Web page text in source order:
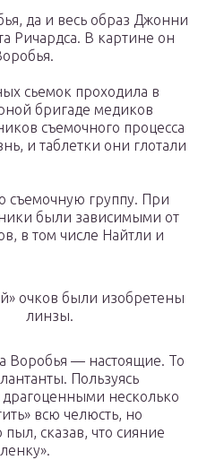
да и весь образ Джонни
Ричардса. В картине он
сьемок проходила в
бригаде медиков
съемочного процесса
и таблетки они глотали
съемочную группу. При
были зависимыми от
в том числе Найтли и
очков были изобретены
линзы.
Воробья — настоящие. То
Пользуясь
драгоценными несколько
всю челюсть, но
сказав, что сияние